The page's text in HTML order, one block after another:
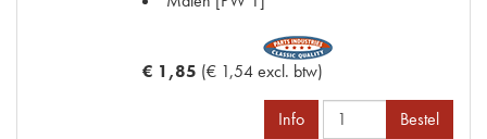
€ 1,85 (€ 1,54 excl. btw)
Info Bestel